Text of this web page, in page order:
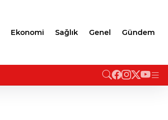
Ekonomi Sağlık Genel Gündem